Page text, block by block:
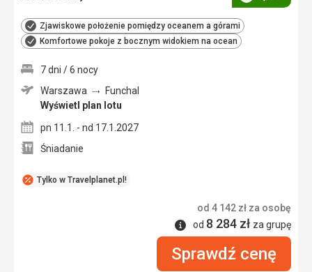
Zjawiskowe położenie pomiędzy oceanem a górami
Komfortowe pokoje z bocznym widokiem na ocean
Tylko w Travelplanet.pl!
7 dni / 6 nocy
Warszawa
Funchal
Wyświetl plan lotu
pn 11.1. - nd 17.1.2027
Śniadanie
od 4 142 zł za osobę
Informacje
od 8 284 zł za grupę
Sprawdź cenę